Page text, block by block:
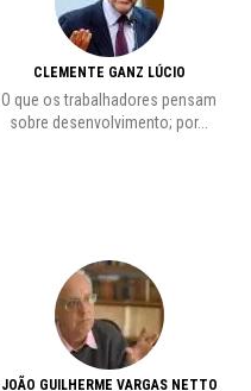
CLEMENTE GANZ LÚCIO
O que os trabalhadores pensam
sobre desenvolvimento; por...
JOÃO GUILHERME VARGAS NETTO